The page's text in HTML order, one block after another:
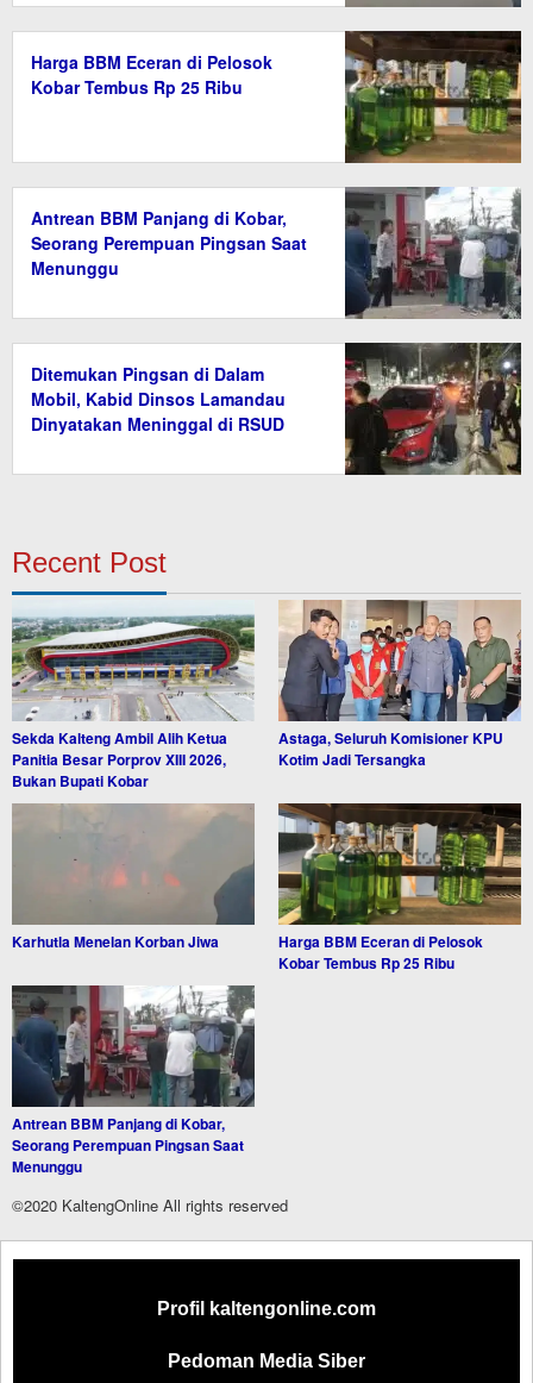
Harga BBM Eceran di Pelosok
Kobar Tembus Rp 25 Ribu
Antrean BBM Panjang di Kobar,
Seorang Perempuan Pingsan Saat
Menunggu
Ditemukan Pingsan di Dalam
Mobil, Kabid Dinsos Lamandau
Dinyatakan Meninggal di RSUD
Recent Post
Sekda Kalteng Ambil Alih Ketua
Panitia Besar Porprov XIII 2026,
Bukan Bupati Kobar
Astaga, Seluruh Komisioner KPU
Kotim Jadi Tersangka
Karhutla Menelan Korban Jiwa
Harga BBM Eceran di Pelosok
Kobar Tembus Rp 25 Ribu
Antrean BBM Panjang di Kobar,
Seorang Perempuan Pingsan Saat
Menunggu
©2020 KaltengOnline All rights reserved
Profil kaltengonline.com
Pedoman Media Siber